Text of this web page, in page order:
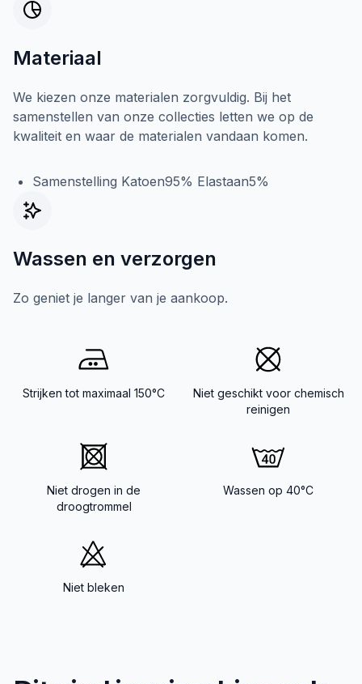
Materiaal
We kiezen onze materialen zorgvuldig. Bij het
samenstellen van onze collecties letten we op de
kwaliteit en waar de materialen vandaan komen.
Samenstelling Katoen95% Elastaan5%
Wassen en verzorgen
Zo geniet je langer van je aankoop.
Strijken tot maximaal 150°C
Niet geschikt voor chemisch
reinigen
Niet drogen in de
droogtrommel
Wassen op 40°C
Niet bleken